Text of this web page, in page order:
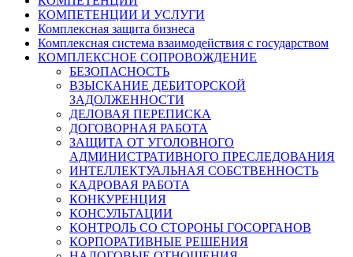
КОМПЕТЕНЦИИ И УСЛУГИ
Комплексная защита бизнеса
Комплексная система взаимодействия с государством
КОМПЛЕКСНОЕ СОПРОВОЖДЕНИЕ
БЕЗОПАСНОСТЬ
ВЗЫСКАНИЕ ДЕБИТОРСКОЙ
ЗАДОЛЖЕННОСТИ
ДЕЛОВАЯ ПЕРЕПИСКА
ДОГОВОРНАЯ РАБОТА
ЗАЩИТА ОТ УГОЛОВНОГО
АДМИНИСТРАТИВНОГО ПРЕСЛЕДОВАНИЯ
ИНТЕЛЛЕКТУАЛЬНАЯ СОБСТВЕННОСТЬ
КАДРОВАЯ РАБОТА
КОНКУРЕНЦИЯ
КОНСУЛЬТАЦИИ
КОНТРОЛЬ СО СТОРОНЫ ГОСОРГАНОВ
КОРПОРАТИВНЫЕ РЕШЕНИЯ